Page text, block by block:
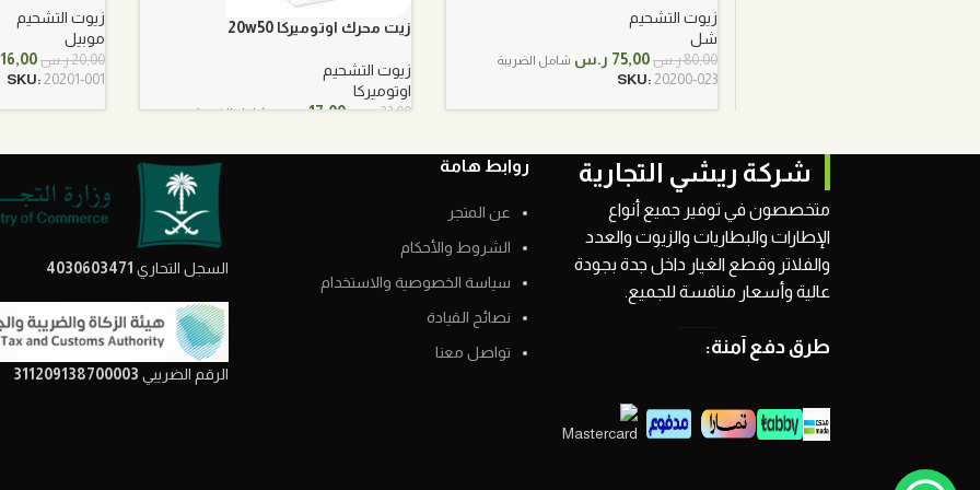
زيوت التشحيم
شل
80,00ر.س السعر
الأصلي
75,00 ر.س السعر
شامل الضريبة
SKU: 20200-023
زيت محرك اوتوميركا 20w50
زيوت التشحيم
اوتوميركا
23,00ر.سالسعر
هو:
17,00ر.سالسعر
هو:
شامل الضريبة
زيوت التشحيم
موبيل
20,00ر.س السعر
الأصلي
16,00
SKU: 20201-001
شركة ريشي التجارية
متخصصون في توفير جميع أنواع
الإطارات والبطاريات والزيوت والعدد
والفلاتر وقطع الغيار داخل جدة بجودة
عالية وأسعار منافسة للجميع.
طرق دفع آمنة:
روابط هامة
عن المتجر
الشروط والأحكام
سياسة الخصوصية والاستخدام
نصائح القيادة
تواصل معنا
السجل التحاري 4030603471
الرقم الضريبي 311209138700003